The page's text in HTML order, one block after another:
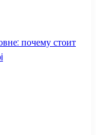
почему стоит